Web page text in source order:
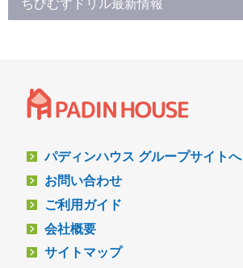
ちびむすドリル最新情報
パディンハウス グループサイトへ
お問い合わせ
ご利用ガイド
会社概要
サイトマップ